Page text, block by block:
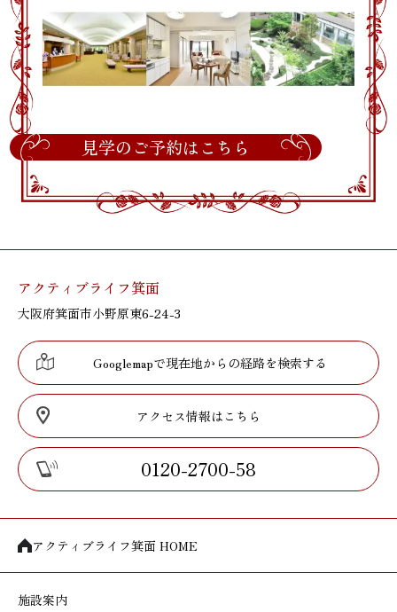
見学のご予約はこちら
アクティブライフ箕面
大阪府箕面市小野原東6-24-3
Googlemapで現在地からの経路を検索する
アクセス情報はこちら
0120-2700-58
アクティブライフ箕面 HOME
施設案内